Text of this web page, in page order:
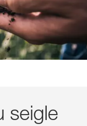
seigle